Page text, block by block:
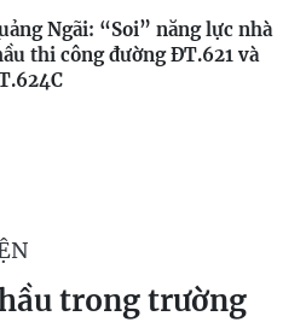
Ngãi: “Soi” năng lực nhà
thi công đường ĐT.621 và
trong trường